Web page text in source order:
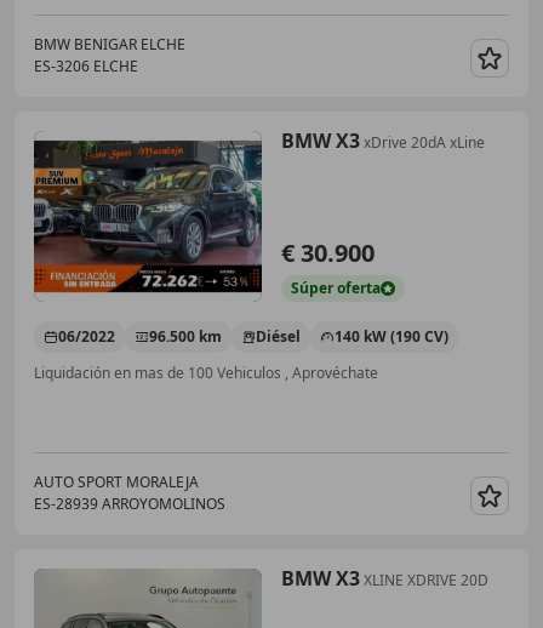
BMW BENIGAR ELCHE
ES-3206 ELCHE
BMW X3xDrive 20dA xLine
€ 30.900
Súperoferta
06/2022 96.500 km Diésel
140 kW (190 CV)
Liquidación en mas de 100 Vehiculos , Aprovéchate
AUTO SPORT MORALEJA
ES-28939 ARROYOMOLINOS
BMW X3XLINE XDRIVE 20D